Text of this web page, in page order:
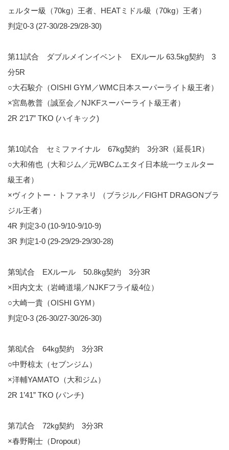
ェルター級（70kg）王者、HEATミドル級（70kg）王者）
判定0-3 (27-30/28-29/28-30)
第11試合 ダブルメインイベント EXルール 63.5kg契約 3
分5R
○大石駿介（OISHI GYM／WMC日本スーパーライト級王者）
×宮島教普（誠至会／NJKFスーパーライト級王者）
2R 2’17” TKO (ハイキック)
第10試合 セミファイナル 67kg契約 3分3R（延長1R）
○大和侑也（大和ジム／元WBCムエタイ日本統一ウェルター
級王者）
×ヴィクトー・トファネリ （ブラジル／FIGHT DRAGONブラ
ジル王者）
4R 判定3-0 (10-9/10-9/10-9)
3R 判定1-0 (29-29/29-29/30-28)
第9試合 EXルール 50.8kg契約 3分3R
×田内文太（岩崎道場／NJKFフライ級4位）
○大崎一貴（OISHI GYM）
判定0-3 (26-30/27-30/26-30)
第8試合 64kg契約 3分3R
○中野椋太（セブンジム）
×洋輔YAMATO（大和ジム）
2R 1’41” TKO (パンチ)
第7試合 72kg契約 3分3R
×春野剛士（Dropout）